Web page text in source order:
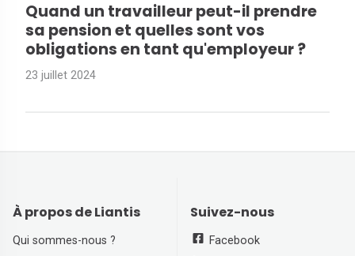
Quand un travailleur peut-il prendre
sa pension et quelles sont vos
obligations en tant qu'employeur ?
23 juillet 2024
À propos de Liantis
Qui sommes-nous ?
Suivez-nous
Facebook